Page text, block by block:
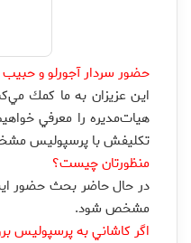
حضور سردار آجورلو و
هيات‌مديره را معرفي
تكليفش با پرسپوليس
منظورتان چيست؟
در حال حاضر بحث حضور
مشخص شود.
اگر كاشاني به پرسپوليس